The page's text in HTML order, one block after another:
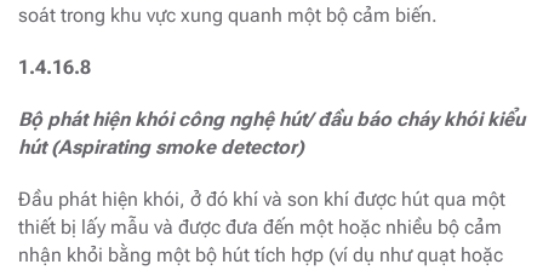
soát trong khu vực xung quanh một bộ cảm biến.
1.4.16.8
Bộ phát hiện khói công nghệ hút/ đầu báo cháy khói kiểu
hút (Aspirating smoke detector)
Đầu phát hiện khói, ở đó khí và son khí được hút qua một
thiết bị lấy mẫu và được đưa đến một hoặc nhiều bộ cảm
nhận khỏi bằng một bộ hút tích hợp (ví dụ như quạt hoặc